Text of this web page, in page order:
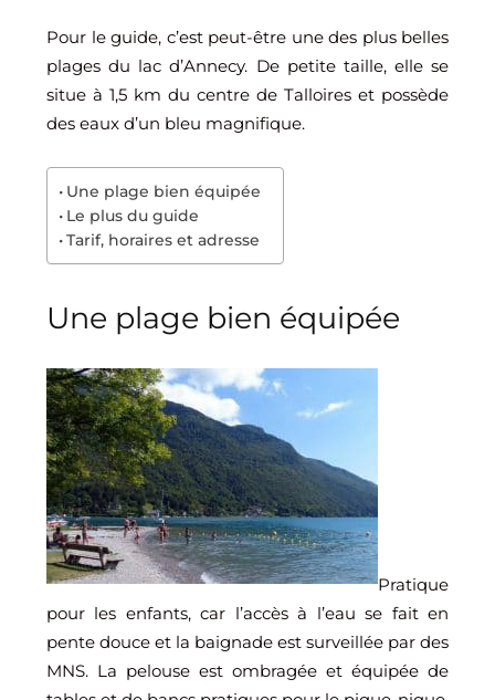
Pour le guide, c’est peut-être une des plus belles
plages du lac d’Annecy. De petite taille, elle se
situe à 1,5 km du centre de Talloires et possède
des eaux d’un bleu magnifique.
Une plage bien équipée
Le plus du guide
Tarif, horaires et adresse
Une plage bien équipée
Pratique
pour les enfants, car l’accès à l’eau se fait en
pente douce et la baignade est surveillée par des
MNS. La pelouse est ombragée et équipée de